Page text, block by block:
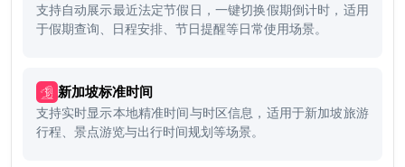
支持自动展示最近法定节假日，一键切换假期倒计时，适用
于假期查询、日程安排、节日提醒等日常使用场景。
新加坡标准时间
支持实时显示本地精准时间与时区信息，适用于新加坡旅游
行程、景点游览与出行时间规划等场景。